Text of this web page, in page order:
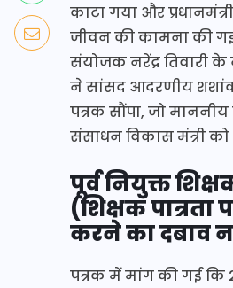
काटा गया और
जीवन की कामना की
संयोजक नरेंद्र तिवारी
ने सांसद आदरणीय शशांक
पत्रक सौंपा, जो माननीय
संसाधन विकास मंत्री को
पूर्व नियुक्त
(शिक्षक पात्रता
करने का दबाव
पत्रक में मांग की गई कि